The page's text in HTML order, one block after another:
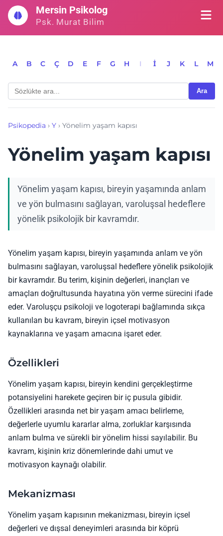
İçeriğe
geç
Mersin Psikolog
Psk. Murat Bilim
A B C Ç D E F G H I İ J K L M
Ara
Psikopedia › Y › Yönelim yaşam kapısı
Yönelim yaşam kapısı
Yönelim yaşam kapısı, bireyin yaşamında anlam
ve yön bulmasını sağlayan, varoluşsal hedeflere
yönelik psikolojik bir kavramdır.
Yönelim yaşam kapısı, bireyin yaşamında anlam ve yön
bulmasını sağlayan, varoluşsal hedeflere yönelik psikolojik
bir kavramdır. Bu terim, kişinin değerleri, inançları ve
amaçları doğrultusunda hayatına yön verme sürecini ifade
eder. Varoluşçu psikoloji ve logoterapi bağlamında sıkça
kullanılan bu kavram, bireyin içsel motivasyon
kaynaklarına ve yaşam amacına işaret eder.
Özellikleri
Yönelim yaşam kapısı, bireyin kendini gerçekleştirme
potansiyelini harekete geçiren bir iç pusula gibidir.
Özellikleri arasında net bir yaşam amacı belirleme,
değerlerle uyumlu kararlar alma, zorluklar karşısında
anlam bulma ve sürekli bir yönelim hissi sayılabilir. Bu
kavram, kişinin kriz dönemlerinde dahi umut ve
motivasyon kaynağı olabilir.
Mekanizması
Yönelim yaşam kapısının mekanizması, bireyin içsel
değerleri ve dışsal deneyimleri arasında bir köprü